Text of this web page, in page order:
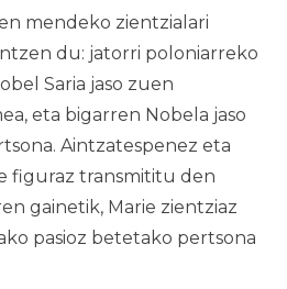
mendeko zientzialari
du: jatorri poloniarreko
Saria jaso zuen
eta bigarren Nobela jaso
Aintzatespenez eta
figuraz transmititu den
gainetik, Marie zientziaz
pasioz betetako pertsona